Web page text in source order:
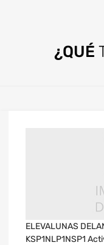
¿QUÉ
ELEVALUNAS
KSP1NLP1NSP1